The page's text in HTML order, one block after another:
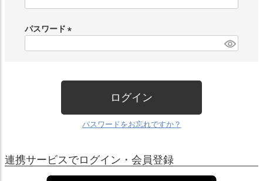
)
パスワード
)
ログイン
パスワードをお忘れですか？
連携サービスでログイン・会員登録